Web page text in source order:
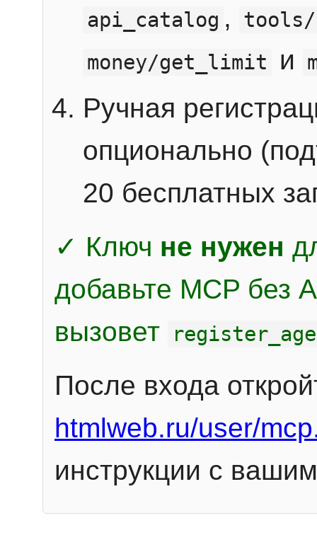
api_catalog ,
money/get_limit
и
Ручная
опционально
20 бесплатных
✓ Ключ не нужен
добавьте MCP без
вызовет
После входа
htmlweb.ru/user/
инструкции с